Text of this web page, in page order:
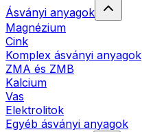
Ásványi anyagok
Magnézium
Cink
Komplex ásványi anyagok
ZMA és ZMB
Kalcium
Vas
Elektrolitok
Egyéb ásványi anyagok